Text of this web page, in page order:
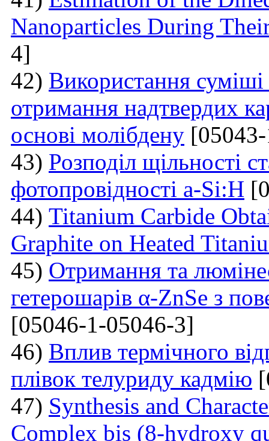
Nanoparticles During
4]
42) Використання
отримання надтвердих
основі молібдену
43) Розподіл щільності
фотопровідності a-Si:H
44) Titanium Carbide
Graphite on Heated
45) Отримання та
гетерошарів α-ZnSe з
[05046-1-05046-3]
46) Вплив термічного
плівок телуриду кадмію
47) Synthesis and
Complex bis (8-hydroxy